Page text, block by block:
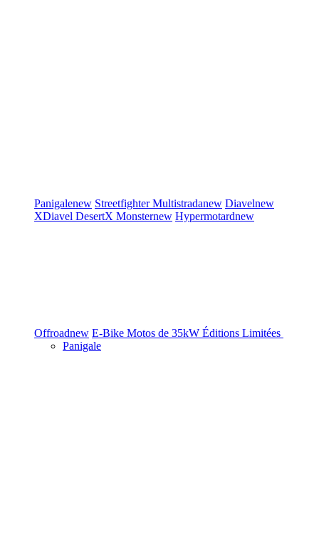
Panigalenew StreetfighterMultistradanew Diavelnew
XDiavel DesertX Monsternew Hypermotardnew
Offroadnew E-Bike Motos de 35kW Éditions Limitées
Panigale